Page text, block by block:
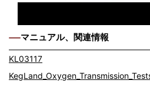
マニュアル、関連情報
KL03117